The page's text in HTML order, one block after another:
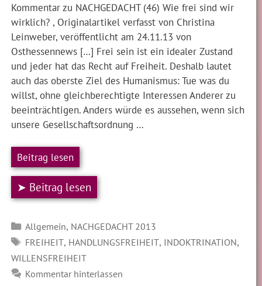
Kommentar zu NACHGEDACHT (46) Wie frei sind wir
wirklich? , Originalartikel verfasst von Christina
Leinweber, veröffentlicht am 24.11.13 von
Osthessennews […] Frei sein ist ein idealer Zustand
und jeder hat das Recht auf Freiheit. Deshalb lautet
auch das oberste Ziel des Humanismus: Tue was du
willst, ohne gleichberechtigte Interessen Anderer zu
beeinträchtigen. Anders würde es aussehen, wenn sich
unsere Gesellschaftsordnung …
Beitrag lesen
➤ Beitrag lesen
Kategorien
Allgemein, NACHGEDACHT 2013
SCHLAGWÖRTER
FREIHEIT, HANDLUNGSFREIHEIT, INDOKTRINATION,
WILLENSFREIHEIT
Kommentar hinterlassen